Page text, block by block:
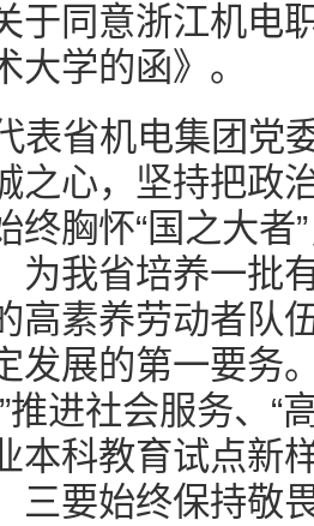
于同意浙江机电
大学的函》。
省机电集团党
之心，坚持把政
终胸怀“国之大者
为我省培养一批
高素养劳动者队
发展的第一要务
推进社会服务、“
本科教育试点新
三要始终保持敬